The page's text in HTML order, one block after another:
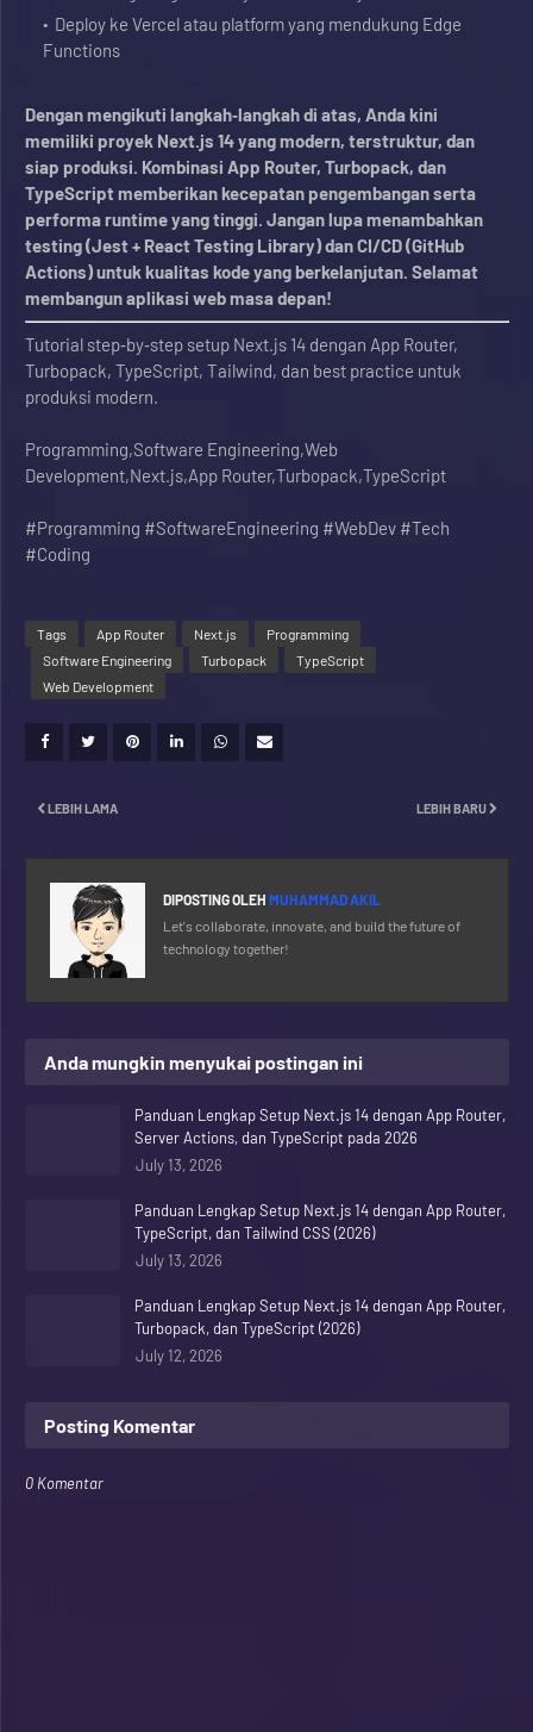
Deploy ke Vercel atau platform yang mendukung Edge
Functions
Dengan mengikuti langkah‑langkah di atas, Anda kini
memiliki proyek Next.js 14 yang modern, terstruktur, dan
siap produksi. Kombinasi App Router, Turbopack, dan
TypeScript memberikan kecepatan pengembangan serta
performa runtime yang tinggi. Jangan lupa menambahkan
testing (Jest + React Testing Library) dan CI/CD (GitHub
Actions) untuk kualitas kode yang berkelanjutan. Selamat
membangun aplikasi web masa depan!
Tutorial step‑by‑step setup Next.js 14 dengan App Router,
Turbopack, TypeScript, Tailwind, dan best practice untuk
produksi modern.
Programming,Software Engineering,Web
Development,Next.js,App Router,Turbopack,TypeScript
#Programming #SoftwareEngineering #WebDev #Tech
#Coding
Tags App Router Next.js
Programming
Software Engineering
Turbopack
TypeScript
Web Development
LEBIH BARU
LEBIH LAMA
DIPOSTING OLEH MUHAMMAD AKIL
Let's collaborate, innovate, and build the future of
technology together!
Anda mungkin menyukai postingan ini
Panduan Lengkap Setup Next.js 14 dengan App Router,
Server Actions, dan TypeScript pada 2026
July 13, 2026
Panduan Lengkap Setup Next.js 14 dengan App Router,
TypeScript, dan Tailwind CSS (2026)
July 13, 2026
Panduan Lengkap Setup Next.js 14 dengan App Router,
Turbopack, dan TypeScript (2026)
July 12, 2026
Posting Komentar
0 Komentar